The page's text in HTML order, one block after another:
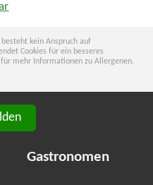
kein Anspruch auf
Cookies für ein besseres
mehr Informationen zu Allergenen.
Gastronomen